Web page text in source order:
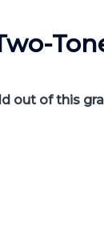
out of this